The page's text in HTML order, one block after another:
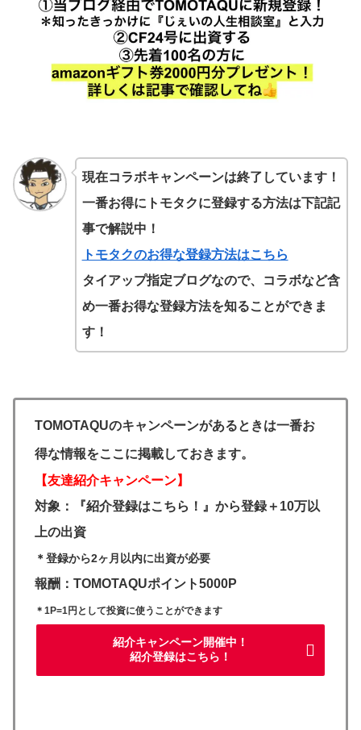
現在コラボキャンペーンは終了しています！
一番お得にトモタクに登録する方法は下記記
事で解説中！
トモタクのお得な登録方法はこちら
タイアップ指定ブログなので、コラボなど含
め一番お得な登録方法を知ることができま
す！
TOMOTAQUのキャンペーンがあるときは一番お
得な情報をここに掲載しておきます。
【友達紹介キャンペーン】
対象：『紹介登録はこちら！』から登録＋10万以
上の出資
＊登録から2ヶ月以内に出資が必要
報酬：TOMOTAQUポイント5000P
＊1P=1円として投資に使うことができます
紹介キャンペーン開催中！
紹介登録はこちら！